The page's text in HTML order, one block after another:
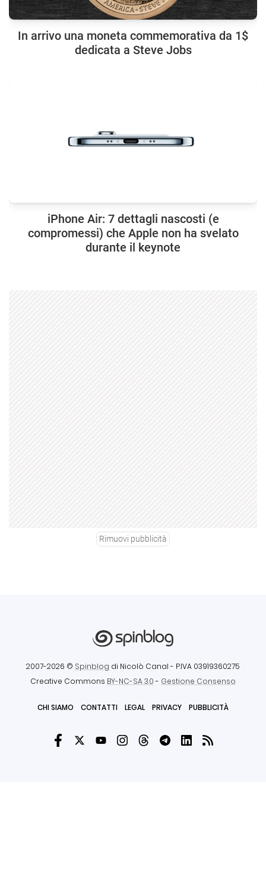
In arrivo una moneta commemorativa da 1$
dedicata a Steve Jobs
iPhone Air: 7 dettagli nascosti (e
compromessi) che Apple non ha svelato
durante il keynote
Rimuovi pubblicità
2007-2026 © Spinblog di Nicolò Canal - P.IVA 03919360275
Creative Commons BY-NC-SA 3.0- Gestione Consenso
CHI SIAMO CONTATTI LEGAL PRIVACY PUBBLICITÀ